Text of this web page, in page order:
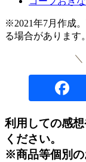
※2021年7月作成
る場合があります。
利用しての感
ください。
※商品等個別の